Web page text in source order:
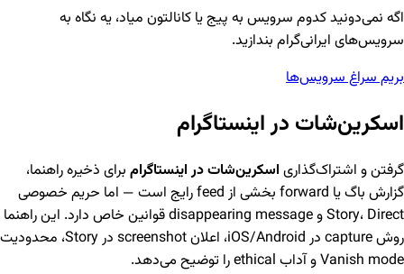
اگه نمی‌دونید کدوم سرویس به پیج یا کانالتون میاد، یه نگاه به
سرویس‌های ایرانی‌گرام بندازید.
بریم سراغ سرویس‌ها
اسکرین‌شات در اینستاگرام
گرفتن و اشتراک‌گذاری اسکرین‌شات در اینستاگرام برای ذخیره راهنما،
گزارش باگ یا forward بخشی از feed رایج است — اما حریم خصوصی
Story، Direct و disappearing message قوانین خاص دارد. این راهنما
روش capture در iOS/Android، اعلان screenshot در Story، محدودیت
Vanish mode و آداب ethical را توضیح می‌دهد.